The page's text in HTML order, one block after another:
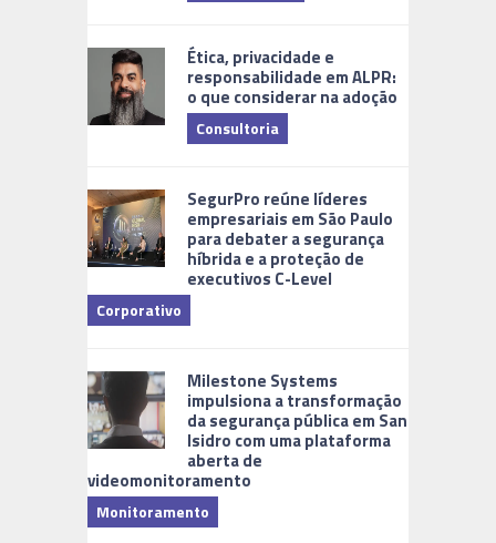
Ética, privacidade e
responsabilidade em ALPR:
o que considerar na adoção
Consultoria
SegurPro reúne líderes
empresariais em São Paulo
para debater a segurança
híbrida e a proteção de
executivos C-Level
Corporativo
Milestone Systems
impulsiona a transformação
da segurança pública em San
Isidro com uma plataforma
aberta de
videomonitoramento
Monitoramento